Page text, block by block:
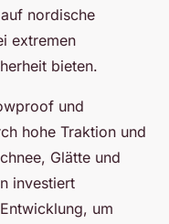
nordische
extremen
bieten.
und
hohe Traktion und
Glätte und
investiert
um